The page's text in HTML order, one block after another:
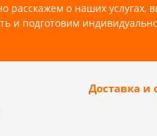
расскажем о наших услугах,
и подготовим
Доставка и